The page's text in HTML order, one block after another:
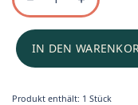
IN DEN
Produkt enthält: 1Stück